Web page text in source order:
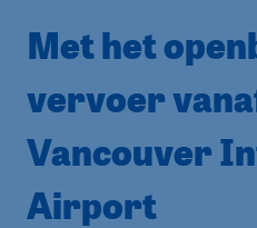
Met het
vervoer
Vancouver
Airport